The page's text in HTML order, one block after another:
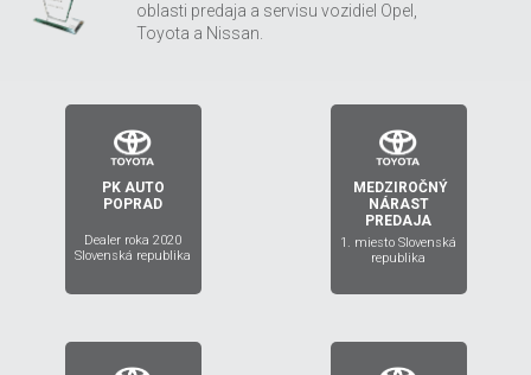
oblasti predaja a servisu vozidiel Opel,
Toyota a Nissan.
2020
PK AUTO
POPRAD
Dealer roka 2020
Slovenská republika
2019
MEDZIROČNÝ
NÁRAST
PREDAJA
1. miesto Slovenská
republika